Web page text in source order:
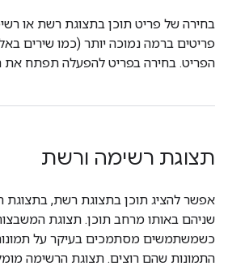
בחירה של פריט תוכן בתצוגת רשת או
פריטים ברמה נמוכה יותר (כמו שירים
הפריט. בחירה בפריט להפעלה תפתח את
תצוגת רשימה ורשת
אפשר להציג תוכן בתצוגת רשת, בתצוגת
שניהם באותו מרחב תוכן. תצוגת
כשמשתמשים מסתמכים בעיקר על
התמונות שהם רוצים. תצוגת הרשימה